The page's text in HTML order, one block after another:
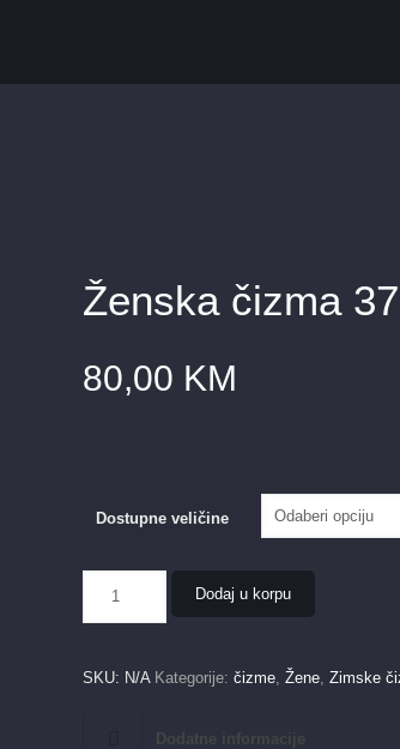
Ženska čizma
80,00 KM
Dostupne veličine
Dodaj u korpu
SKU: N/A Kategorije:čizme,Žene,Zimske
Dodatne informacije